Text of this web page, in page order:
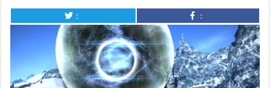
： ：